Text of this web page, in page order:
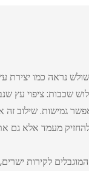
נראה כמו יצירת
שכבות: ציפוי עץ
המוגבלים לקירות